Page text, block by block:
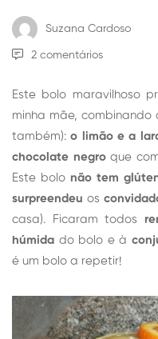
Suzana Cardoso
2 comentários
Este bolo maravilhoso
minha mãe,
também):o limão e a
chocolate negroque
Este bolo não tem
surpreendeu os
casa). Ficaram todos
húmida do bolo e à
é um bolo a repetir!